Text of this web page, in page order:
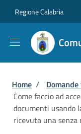
Regione Calabria
Briciole
Home /
Come faccio ad
documenti usando
ricevuta una senza